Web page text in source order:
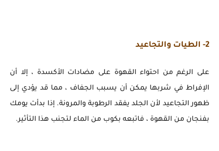
2- الطيات والتجاعيد
على الرغم من احتواء القهوة على مضادات الأكسدة ، إلا أن
الإفراط في شربها يمكن أن يسبب الجفاف ، مما قد يؤدي إلى
ظهور التجاعيد لأن الجلد يفقد الرطوبة والمرونة. إذا بدأت يومك
بفنجان من القهوة ، فاتبعه بكوب من الماء لتجنب هذا التأثير.